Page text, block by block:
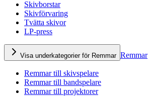
Skivborstar
Skivförvaring
Tvätta skivor
LP-press
Visa underkategorier för Remmar Remmar
Remmar till skivspelare
Remmar till bandspelare
Remmar till projektorer